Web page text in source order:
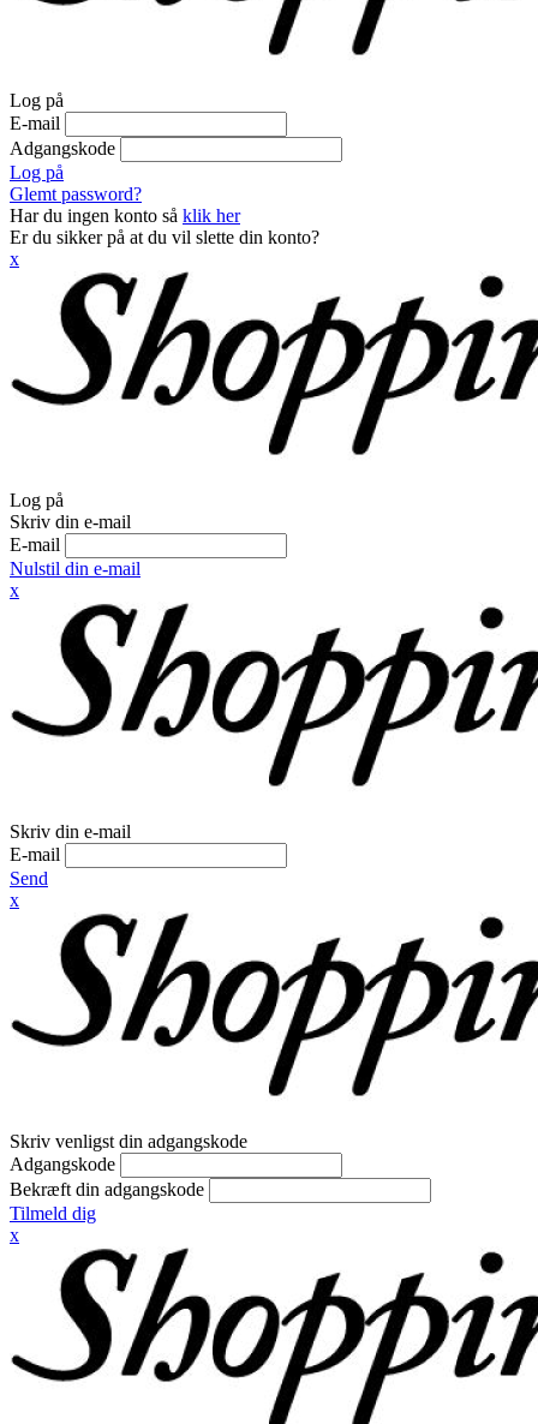
Log på
E-mail
Adgangskode
Log på
Glemt password?
Har du ingen konto så klik her
Er du sikker på at du vil slette din konto?
x
Log på
Skriv din e-mail
E-mail
Nulstil din e-mail
x
Skriv din e-mail
E-mail
Send
x
Skriv venligst din adgangskode
Adgangskode
Bekræft din adgangskode
Tilmeld dig
x